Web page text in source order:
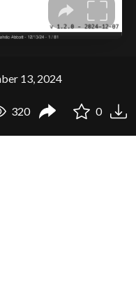
13, 2024
320 0